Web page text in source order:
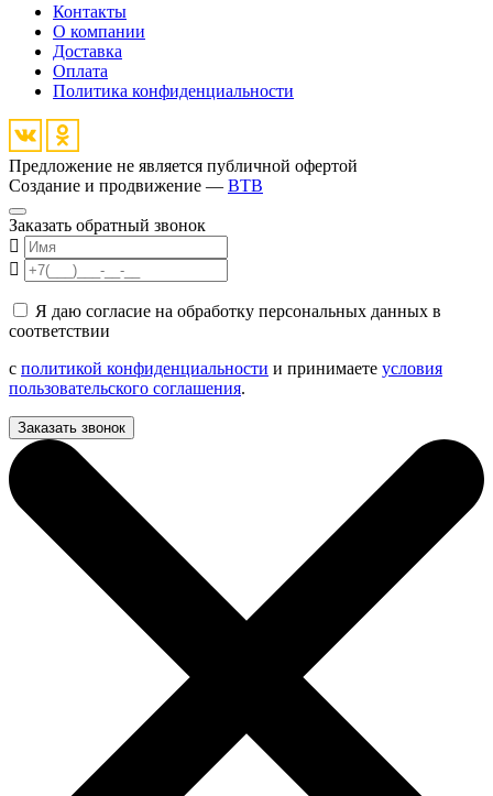
Контакты
О компании
Доставка
Оплата
Политика конфиденциальности
Предложение не является публичной офертой
Создание и продвижение — BTB
Заказать обратный звонок
Я даю согласие на обработку персональных данных в
соответствии
с политикой конфиденциальности и принимаете условия
пользовательского соглашения.
Заказать звонок